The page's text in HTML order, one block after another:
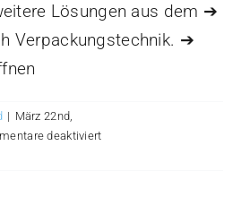
Lösungen aus dem ➔
Verpackungstechnik. ➔
| März 22nd,
deaktiviertfür